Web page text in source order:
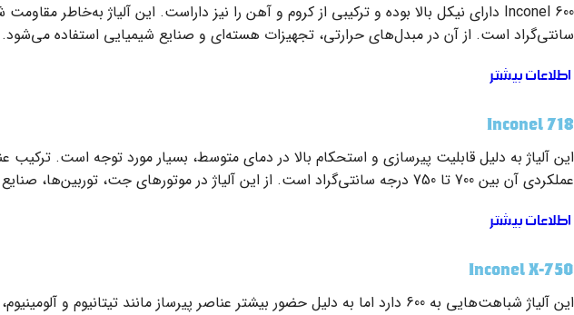
سانتی‌گراد است. از آن در مبدل‌های حرارتی، تجهیزات هسته‌ای و صنایع شیمیایی استفاده
اطلاعات بیشتر
Inconel 718
این آلیاژ به دلیل قابلیت پیرسازی و استحکام بالا در دمای متوسط، بسیار مورد توجه است.
عملکردی آن بین 700 تا 750 درجه سانتی‌گراد است. از این آلیاژ در موتورهای جت، توربین‌ها، صنایع نفت و گاز استفاده گسترده‌ای می‌شود. اشکال قابل عرضه شامل ورق، میلگرد، سیم و لوله است.
اطلاعات بیشتر
Inconel X-750